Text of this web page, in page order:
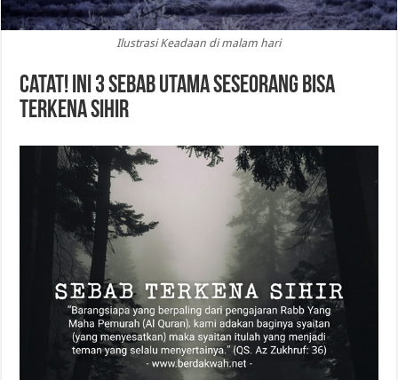
Ilustrasi Keadaan di malam hari
Catat! Ini 3 Sebab Utama Seseorang Bisa
Terkena Sihir